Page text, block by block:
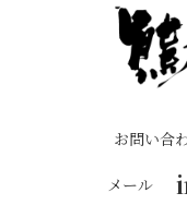
お問い合
メール